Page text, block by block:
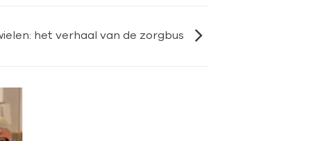
het verhaal van de zorgbus